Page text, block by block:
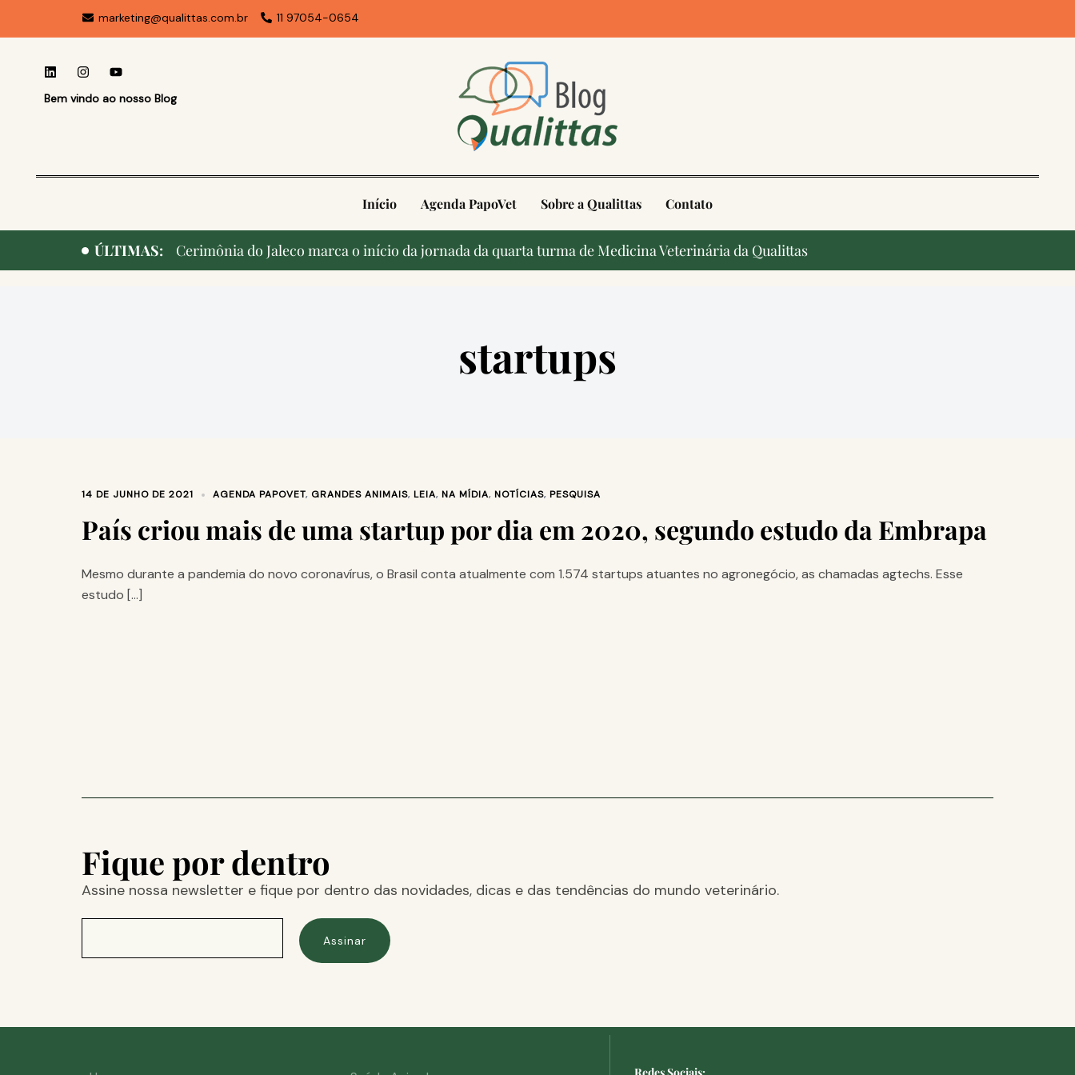
marketing@qualittas.com.br 11 97054-0654
Bem vindo ao nosso Blog
Início Agenda PapoVet Sobre a Qualittas Contato
ÚLTIMAS: Cerimônia do Jaleco marca o início da jornada da quarta turma de Medicina Veterinária da Qualittas
startups
14 DE JUNHO DE 2021 AGENDA PAPOVET, GRANDES ANIMAIS, LEIA, NA MÍDIA, NOTÍCIAS, PESQUISA
País criou mais de uma startup por dia em 2020, segundo estudo da Embrapa
Mesmo durante a pandemia do novo coronavírus, o Brasil conta atualmente com 1.574 startups atuantes no agronegócio, as chamadas agtechs. Esse
estudo […]
Fique por dentro
Assine nossa newsletter e fique por dentro das novidades, dicas e das tendências do mundo veterinário.
Assinar